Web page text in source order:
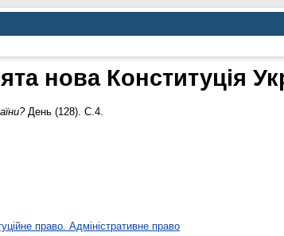
нова Конституція
День (128). С.4.
право. Адміністративне право